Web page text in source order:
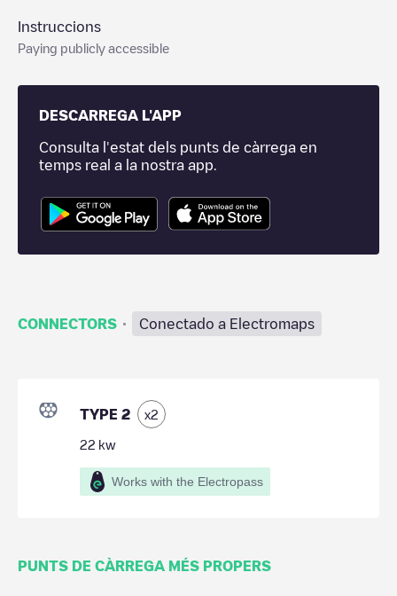
Instruccions
Paying publicly accessible
DESCARREGA L'APP
Consulta l'estat dels punts de càrrega en
temps real a la nostra app.
CONNECTORS · Conectado a Electromaps
TYPE 2 x2
22 kw
Works with the Electropass
PUNTS DE CÀRREGA MÉS PROPERS